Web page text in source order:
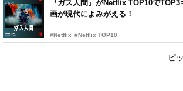
『ガス人間』がNetflix TOP10で
画が現代によみがえる！
#Netflix #Netflix TOP10
ピ